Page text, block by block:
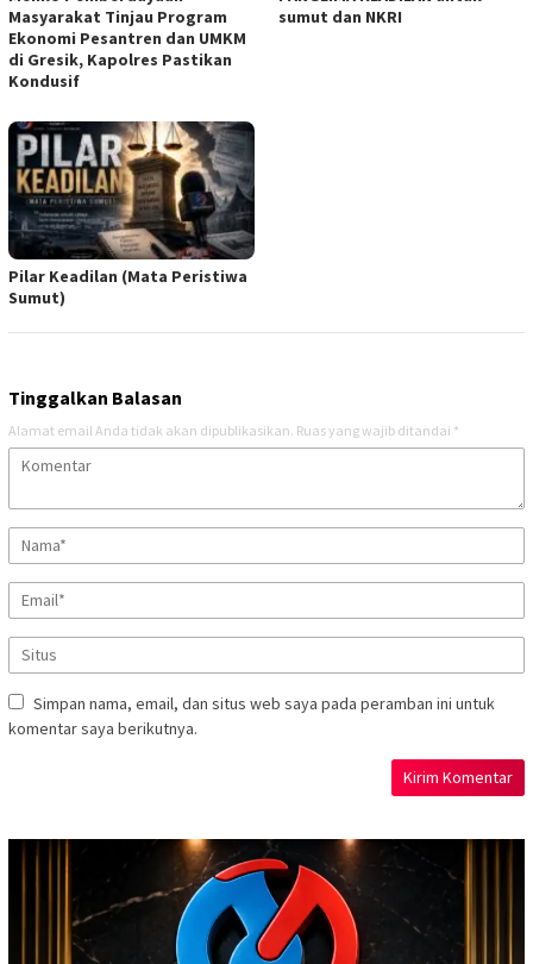
Masyarakat Tinjau Program
Ekonomi Pesantren dan UMKM
di Gresik, Kapolres Pastikan
Kondusif
sumut dan NKRI
Pilar Keadilan (Mata Peristiwa
Sumut)
Tinggalkan Balasan
Alamat email Anda tidak akan dipublikasikan. Ruas yang wajib ditandai *
Simpan nama, email, dan situs web saya pada peramban ini untuk
komentar saya berikutnya.